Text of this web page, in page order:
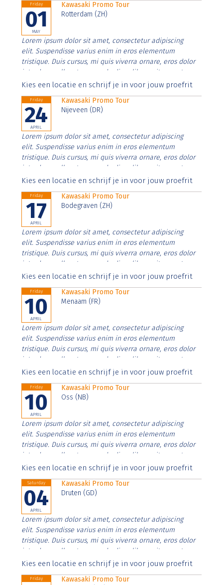
Friday
01
MAY
Kawasaki Promo Tour
Rotterdam (ZH)
Lorem ipsum dolor sit amet, consectetur adipiscing
elit. Suspendisse varius enim in eros elementum
tristique. Duis cursus, mi quis viverra ornare, eros dolor
interdum nulla, ut commodo diam libero vitae erat.
Aenean faucibus nibh et justo cursus id rutrum lorem
Kies een locatie en schrijf je in voor jouw proefrit
Friday
24
APRIL
Kawasaki Promo Tour
Nijeveen (DR)
Lorem ipsum dolor sit amet, consectetur adipiscing
elit. Suspendisse varius enim in eros elementum
tristique. Duis cursus, mi quis viverra ornare, eros dolor
interdum nulla, ut commodo diam libero vitae erat.
Aenean faucibus nibh et justo cursus id rutrum lorem
Kies een locatie en schrijf je in voor jouw proefrit
Friday
17
APRIL
Kawasaki Promo Tour
Bodegraven (ZH)
Lorem ipsum dolor sit amet, consectetur adipiscing
elit. Suspendisse varius enim in eros elementum
tristique. Duis cursus, mi quis viverra ornare, eros dolor
interdum nulla, ut commodo diam libero vitae erat.
Aenean faucibus nibh et justo cursus id rutrum lorem
Kies een locatie en schrijf je in voor jouw proefrit
Friday
10
APRIL
Kawasaki Promo Tour
Menaam (FR)
Lorem ipsum dolor sit amet, consectetur adipiscing
elit. Suspendisse varius enim in eros elementum
tristique. Duis cursus, mi quis viverra ornare, eros dolor
interdum nulla, ut commodo diam libero vitae erat.
Aenean faucibus nibh et justo cursus id rutrum lorem
Kies een locatie en schrijf je in voor jouw proefrit
Friday
10
APRIL
Kawasaki Promo Tour
Oss (NB)
Lorem ipsum dolor sit amet, consectetur adipiscing
elit. Suspendisse varius enim in eros elementum
tristique. Duis cursus, mi quis viverra ornare, eros dolor
interdum nulla, ut commodo diam libero vitae erat.
Aenean faucibus nibh et justo cursus id rutrum lorem
Kies een locatie en schrijf je in voor jouw proefrit
Saturday
04
APRIL
Kawasaki Promo Tour
Druten (GD)
Lorem ipsum dolor sit amet, consectetur adipiscing
elit. Suspendisse varius enim in eros elementum
tristique. Duis cursus, mi quis viverra ornare, eros dolor
interdum nulla, ut commodo diam libero vitae erat.
Aenean faucibus nibh et justo cursus id rutrum lorem
Kies een locatie en schrijf je in voor jouw proefrit
Friday
Kawasaki Promo Tour